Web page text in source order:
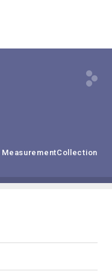
MeasurementCollection